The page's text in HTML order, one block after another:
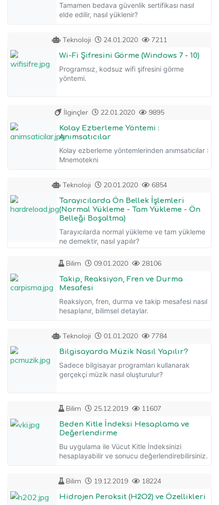
Tamamen bedava güvenlik sertifikası nasıl
elde edilir, nasıl yüklenir?
Teknoloji 24.01.2020 7211
Wi-Fi Şifresini Görme (Windows 7 - 10)
Programsız, kodsuz wifi şifresini görme
yöntemi.
İlginçler 22.01.2020 9895
Kolay Ezberleme Yöntemi :
Anımsatıcılar
Kolay ezberleme yöntemlerinden anımsatıcılar :
Mnemotekni
Teknoloji 20.01.2020 6854
Tarayıcılarda Ön Bellek İşlemleri
(Normal Yükleme - Tam Yükleme - Ön
Belleği Boşaltma)
Tarayıcılarda normal yükleme ve tam yükleme
ne demektir, nasıl yapılır?
Bilim 09.01.2020 28106
Takip, Reaksiyon, Fren ve Durma
Mesafesi
Reaksiyon, fren, durma ve takip mesafesi nasıl
hesaplanır, bilimsel detaylar.
Teknoloji 01.01.2020 7784
Bilgisayarda Müzik Nasıl Yapılır?
Sadece bilgisayar programları kullanarak
gerçekçi müzik nasıl oluşturulur?
Bilim 25.12.2019 11607
Beden Kitle İndeksi Hesaplama ve
Değerlendirme
Bu uygulama ile Vücut Kitle İndeksinizi
hesaplayabilir ve sonucu değerlendirebilirsiniz.
Bilim 19.12.2019 18224
Hidrojen Peroksit (H2O2) ve Özellikleri